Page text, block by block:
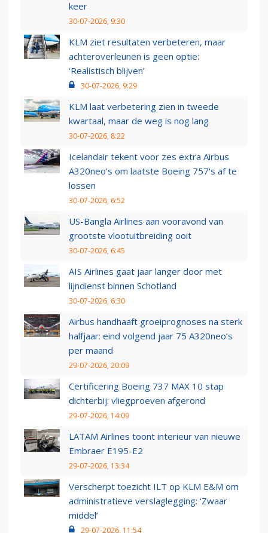
keer
30-07-2026, 9:30
KLM ziet resultaten verbeteren, maar
achteroverleunen is geen optie:
‘Realistisch blijven’
30-07-2026, 9:29
KLM laat verbetering zien in tweede
kwartaal, maar de weg is nog lang
30-07-2026, 8:22
Icelandair tekent voor zes extra Airbus
A320neo's om laatste Boeing 757's af te
lossen
30-07-2026, 6:52
US-Bangla Airlines aan vooravond van
grootste vlootuitbreiding ooit
30-07-2026, 6:45
AIS Airlines gaat jaar langer door met
lijndienst binnen Schotland
30-07-2026, 6:30
Airbus handhaaft groeiprognoses na sterk
halfjaar: eind volgend jaar 75 A320neo’s
per maand
29-07-2026, 20:09
Certificering Boeing 737 MAX 10 stap
dichterbij: vliegproeven afgerond
29-07-2026, 14:09
LATAM Airlines toont interieur van nieuwe
Embraer E195-E2
29-07-2026, 13:34
Verscherpt toezicht ILT op KLM E&M om
administratieve verslaglegging: ‘Zwaar
middel’
29-07-2026, 11:54